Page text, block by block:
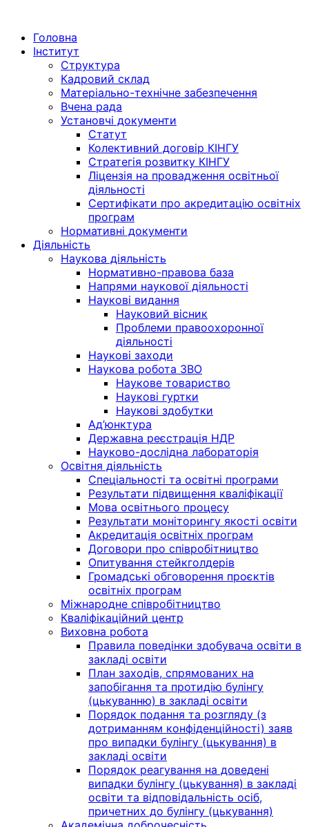
Menu Головна
Інститут
Структура
Кадровий склад
Матеріально-технічне забезпечення
Вчена рада
Установчі документи
Статут
Колективний договір КІНГУ
Стратегія розвитку КІНГУ
Ліцензія на провадження освітньої
діяльності
Сертифікати про акредитацію освітніх
програм
Нормативні документи
Діяльність
Наукова діяльність
Нормативно-правова база
Напрями наукової діяльності
Наукові видання
Науковий вісник
Проблеми правоохоронної
діяльності
Наукові заходи
Наукова робота ЗВО
Наукове товариство
Наукові гуртки
Наукові здобутки
Ад’юнктура
Державна реєстрація НДР
Науково-дослідна лабораторія
Освітня діяльність
Спеціальності та освітні програми
Результати підвищення кваліфікації
Мова освітнього процесу
Результати моніторингу якості освіти
Акредитація освітніх програм
Договори про співробітництво
Опитування стейкголдерів
Громадські обговорення проєктів
освітніх програм
Міжнародне співробітництво
Кваліфікаційний центр
Виховна робота
Правила поведінки здобувача освіти в
закладі освіти
План заходів, спрямованих на
запобігання та протидію булінгу
(цькуванню) в закладі освіти
Порядок подання та розгляду (з
дотриманням конфіденційності) заяв
про випадки булінгу (цькування) в
закладі освіти
Порядок реагування на доведені
випадки булінгу (цькування) в закладі
освіти та відповідальність осіб,
причетних до булінгу (цькування)